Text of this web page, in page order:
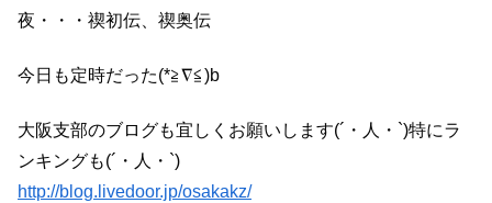
夜・・・禊初伝、禊奥伝
今日も定時だった(*≧∇≦)b
大阪支部のブログも宜しくお願いします(´・人・`)特にラ
ンキングも(´・人・`)
http://blog.livedoor.jp/osakakz/